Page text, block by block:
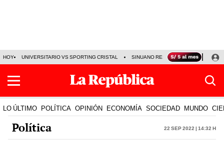
HOY UNIVERSITARIO VS SPORTING CRISTAL SINUANO RESULTADOS HOY
LO ÚLTIMO POLÍTICA OPINIÓN ECONOMÍA SOCIEDAD MUNDO
Política 22 Sep 2022 | 14:32 h